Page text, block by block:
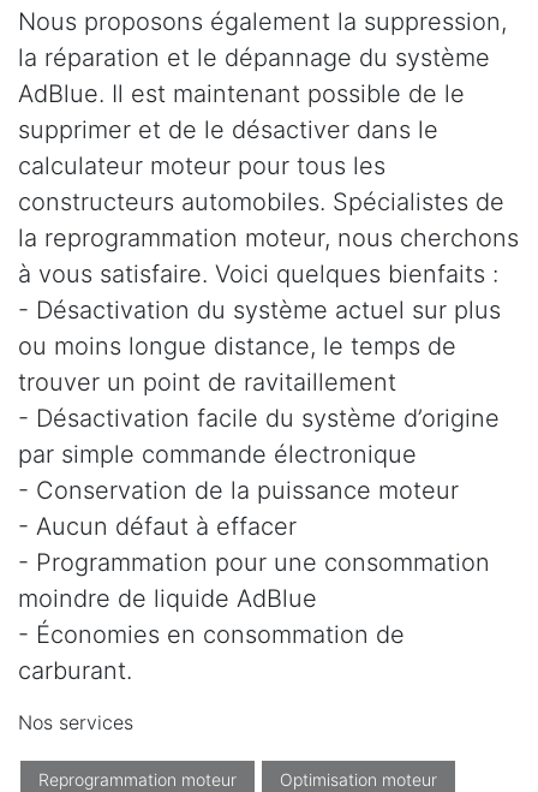
Nous proposons également la suppression,
la réparation et le dépannage du système
AdBlue. Il est maintenant possible de le
supprimer et de le désactiver dans le
calculateur moteur pour tous les
constructeurs automobiles. Spécialistes de
la reprogrammation moteur, nous cherchons
à vous satisfaire. Voici quelques bienfaits :
- Désactivation du système actuel sur plus
ou moins longue distance, le temps de
trouver un point de ravitaillement
- Désactivation facile du système d’origine
par simple commande électronique
- Conservation de la puissance moteur
- Aucun défaut à effacer
- Programmation pour une consommation
moindre de liquide AdBlue
- Économies en consommation de
carburant.
Nos services
Reprogrammation moteur Optimisation moteur